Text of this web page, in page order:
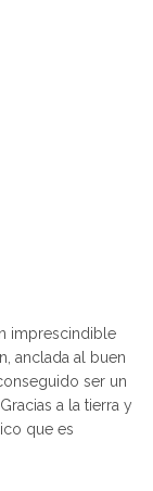
imprescindible
anclada al buen
ser un
a la tierra y
que es